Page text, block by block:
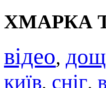
ХМАРКА
відео, дощ
київ, сніг,